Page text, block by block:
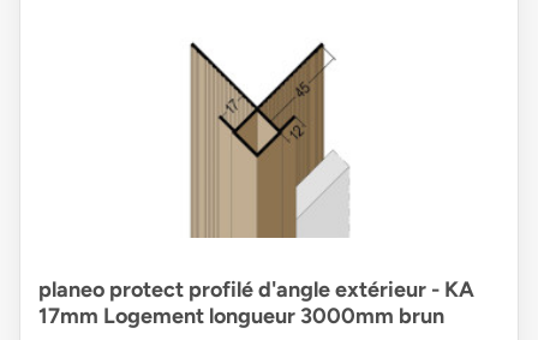
planeo protect profilé d'angle extérieur - KA
17mm Logement longueur 3000mm brun